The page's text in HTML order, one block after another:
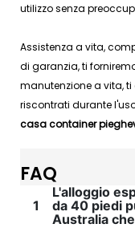
utilizzo senza
Assistenza a vita,
di garanzia, ti
manutenzione a vita,
riscontrati durante
casa container
FAQ
1
L'alloggio
da 40 piedi
Australia